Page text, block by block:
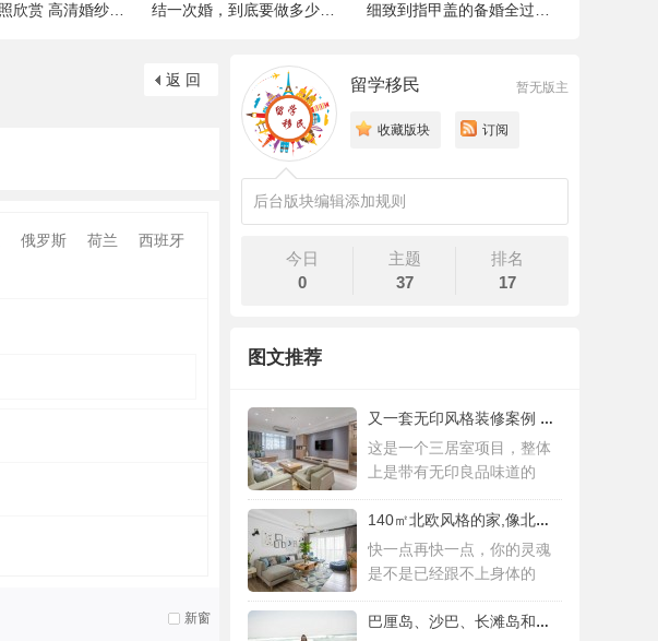
唯美婚纱照欣赏 高清婚纱大片欣赏 给人一种 结一次婚，到底要做多少件准备工作 |备婚清 细致到指甲盖的备婚全过程，这位“挑剔”新
返 回
俄罗斯 荷兰
西班牙
新窗
留学移民 暂无版主
收藏版块 订阅
后台版块编辑添加规则
今日
0
主题
37
排名
17
图文推荐
又一套无印风格装修案例 三居室设计简约而
这是一个三居室项目，整体
上是带有无印良品味道的
140㎡北欧风格的家,像北欧人一样去生活
快一点再快一点，你的灵魂
是不是已经跟不上身体的
巴厘岛、沙巴、长滩岛和普吉岛，哪个更值得